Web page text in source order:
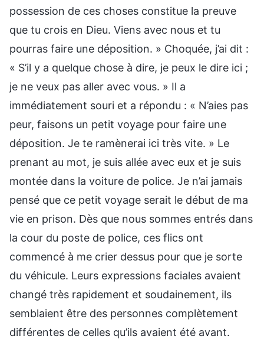
possession de ces choses constitue la preuve
que tu crois en Dieu. Viens avec nous et tu
pourras faire une déposition. » Choquée, j’ai dit :
« S’il y a quelque chose à dire, je peux le dire ici ;
je ne veux pas aller avec vous. » Il a
immédiatement souri et a répondu : « N’aies pas
peur, faisons un petit voyage pour faire une
déposition. Je te ramènerai ici très vite. » Le
prenant au mot, je suis allée avec eux et je suis
montée dans la voiture de police. Je n’ai jamais
pensé que ce petit voyage serait le début de ma
vie en prison. Dès que nous sommes entrés dans
la cour du poste de police, ces flics ont
commencé à me crier dessus pour que je sorte
du véhicule. Leurs expressions faciales avaient
changé très rapidement et soudainement, ils
semblaient être des personnes complètement
différentes de celles qu’ils avaient été avant.